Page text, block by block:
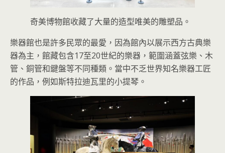
奇美博物館收藏了大量的造型唯美的雕塑品。
樂器館也是許多民眾的最愛，因為館內以展示西方古典樂
器為主，館藏包含17至20世紀的樂器，範圍涵蓋弦樂、木
管、銅管和鍵盤等不同種類。當中不乏世界知名樂器工匠
的作品，例如斯特拉迪瓦里的小提琴。